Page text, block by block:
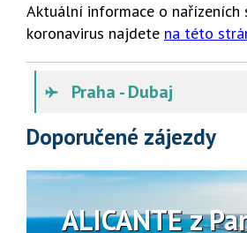
Aktuální informace o nařízeních
koronavirus najdete na této
Praha - Dubaj
Doporučené zájezdy
ALICANTE z